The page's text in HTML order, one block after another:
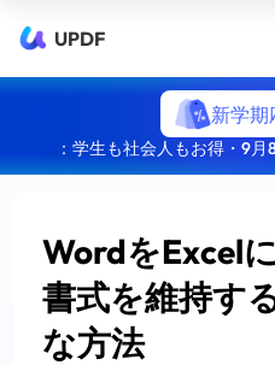
UPDF
新学期
：学生も社会人もお得・9月
WordをExcel
書式を維持す
な方法